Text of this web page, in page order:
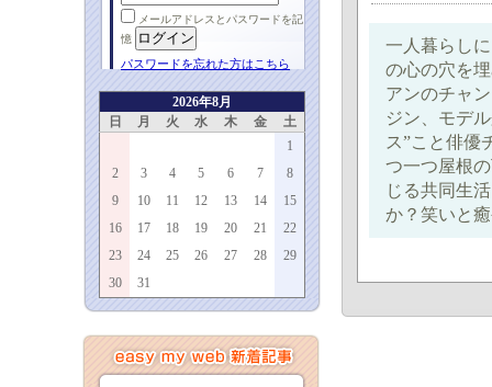
メールアドレスとパスワードを記
憶
パスワードを忘れた方はこちら
2026年8月
日
月 火 水 木 金
土
1
2
3 4 5 6 7
8
9
10 11 12 13 14
15
16
17 18 19 20 21
22
23
24 25 26 27 28
29
30
31
一人暮らし
の心の穴を
アンのチャ
ジン、モデ
ス”こと俳優
つ一つ屋根
じる共同生
か？笑いと